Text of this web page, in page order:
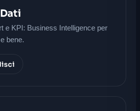
e KPI: Business Intelligence per
bene.